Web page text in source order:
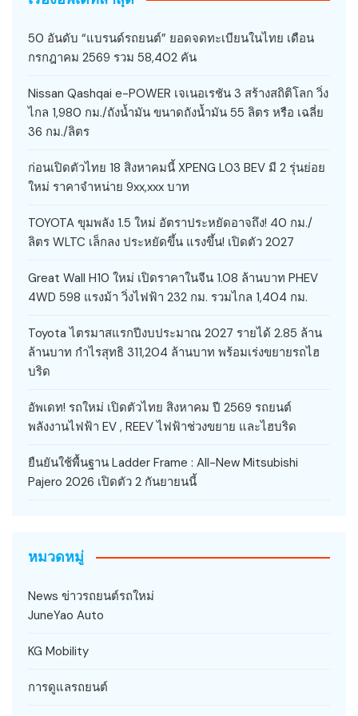
50 อันดับ “แบรนด์รถยนต์” ยอดจดทะเบียนในไทย เดือน
กรกฎาคม 2569 รวม 58,402 คัน
Nissan Qashqai e-POWER เจเนอเรชัน 3 สร้างสถิติโลก วิ่ง
ไกล 1,980 กม./ถังน้ำมัน ขนาดถังน้ำมัน 55 ลิตร หรือ เฉลี่ย
36 กม./ลิตร
ก่อนเปิดตัวไทย 18 สิงหาคมนี้ XPENG L03 BEV มี 2 รุ่นย่อย
ใหม่ ราคาจำหน่าย 9xx,xxx บาท
TOYOTA ขุมพลัง 1.5 ใหม่ อัตราประหยัดอาจถึง! 40 กม./
ลิตร WLTC เล็กลง ประหยัดขึ้น แรงขึ้น! เปิดตัว 2027
Great Wall H10 ใหม่ เปิดราคาในจีน 1.08 ล้านบาท PHEV
4WD 598 แรงม้า วิ่งไฟฟ้า 232 กม. รวมไกล 1,404 กม.
Toyota ไตรมาสแรกปีงบประมาณ 2027 รายได้ 2.85 ล้าน
ล้านบาท กำไรสุทธิ 311,204 ล้านบาท พร้อมเร่งขยายรถไฮ
บริด
อัพเดท! รถใหม่ เปิดตัวไทย สิงหาคม ปี 2569 รถยนต์
พลังงานไฟฟ้า EV , REEV ไฟฟ้าช่วงขยาย และไฮบริด
ยืนยันใช้พื้นฐาน Ladder Frame : All-New Mitsubishi
Pajero 2026 เปิดตัว 2 กันยายนนี้
หมวดหมู่
News ข่าวรถยนต์รถใหม่
JuneYao Auto
KG Mobility
การดูแลรถยนต์